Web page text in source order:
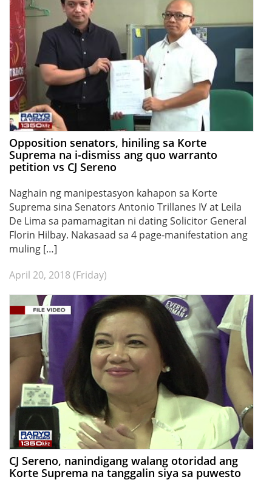
Opposition senators, hiniling sa Korte
Suprema na i-dismiss ang quo warranto
petition vs CJ Sereno
Naghain ng manipestasyon kahapon sa Korte
Suprema sina Senators Antonio Trillanes IV at Leila
De Lima sa pamamagitan ni dating Solicitor General
Florin Hilbay. Nakasaad sa 4 page-manifestation ang
muling […]
April 20, 2018 (Friday)
CJ Sereno, nanindigang walang otoridad ang
Korte Suprema na tanggalin siya sa puwesto